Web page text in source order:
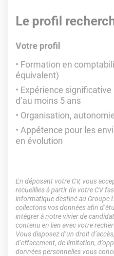
Le profil
Votre profil
Formation en
équivalent)
Expérience
d’au moins 5 ans
Organisation,
Appétence pour les
en évolution
En déposant votre CV, vous
recueillies à partir de votre CV
informatique destiné au Groupe
collectons vos données afin
intégrer à notre vivier de
contenu en lien avec votre
Vous disposez d’un droit
d’effacement, de limitation,
données personnelles vous